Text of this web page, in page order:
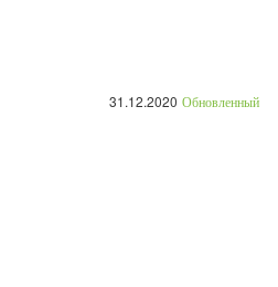
31.12.2020 Обновленный